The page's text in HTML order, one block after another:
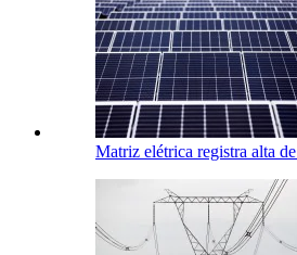
Matriz elétrica registra alta